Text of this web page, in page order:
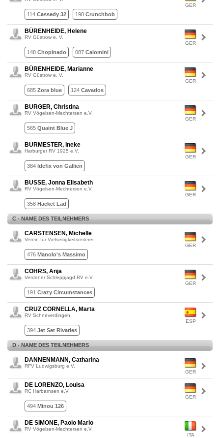
GER
114 Cassedy 32 198 Crunchbob
GER
BÜRENHEIDE, Helene
RV Güstrow e. V.
148 Chopinado 087 Calomini
GER
BÜRENHEIDE, Marianne
RV Güstrow e. V.
685 Zora blue 124 Cavados
GER
BURGER, Christina
RV Vögelsen-Mechtersen e.V.
565 Quaint Blue J
GER
BURMESTER, Ineke
Harburger RV 1925 e.V.
384 Idefix von Gallien
GER
BUSSE, Jonna Elisabeth
RV Vögelsen-Mechtersen e.V.
358 Hacket Lad
C - NAME DES TEILNEHMERS
GER
CARSTENSEN, Michelle
Verein für Vielseitigkeitsreiterei
476 Manolo's Massimo
GER
COHRS, Anja
Verdener Schleppjagd RV e.V.
191 Crazy Circumstances
ESP
CRUZ CORNELLA, Marta
RV Schneverdingen
394 Jet Set Rivaries
D - NAME DES TEILNEHMERS
GER
DANNENMANN, Catharina
RFV Ludwigsburg e.V.
GER
DE LORENZO, Louisa
RC Harbarnsen e.V.
494 Minou 126
ITA
DE SIMONE, Paolo Mario
RV Vögelsen-Mechtersen e.V.